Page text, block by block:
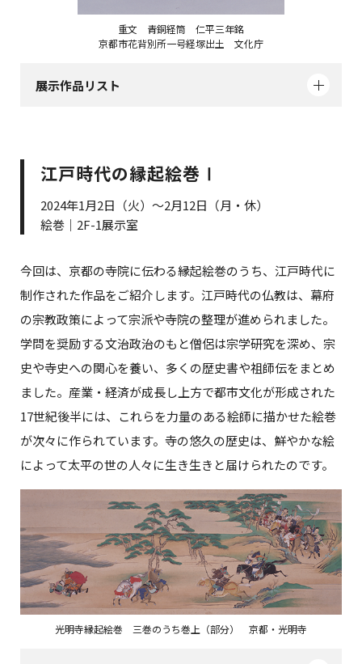
重文 青銅経筒 仁平三年銘
京都市花背別所一号経塚出土 文化庁
展示作品リスト
江戸時代の縁起絵巻Ⅰ
2024年1月2日（火）～2月12日（月・休）
絵巻｜2F-1展示室
今回は、京都の寺院に伝わる縁起絵巻のうち、江戸時代に
制作された作品をご紹介します。江戸時代の仏教は、幕府
の宗教政策によって宗派や寺院の整理が進められました。
学問を奨励する文治政治のもと僧侶は宗学研究を深め、宗
史や寺史への関心を養い、多くの歴史書や祖師伝をまとめ
ました。産業・経済が成長し上方で都市文化が形成された
17世紀後半には、これらを力量のある絵師に描かせた絵巻
が次々に作られています。寺の悠久の歴史は、鮮やかな絵
によって太平の世の人々に生き生きと届けられたのです。
光明寺縁起絵巻 三巻のうち巻上（部分） 京都・光明寺